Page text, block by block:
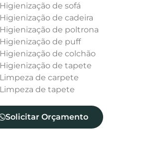
Higienização de sofá
Higienização de cadeira
Higienização de poltrona
Higienização de puff
Higienização de colchão
Higienização de tapete
Limpeza de carpete
Limpeza de tapete
Solicitar Orçamento